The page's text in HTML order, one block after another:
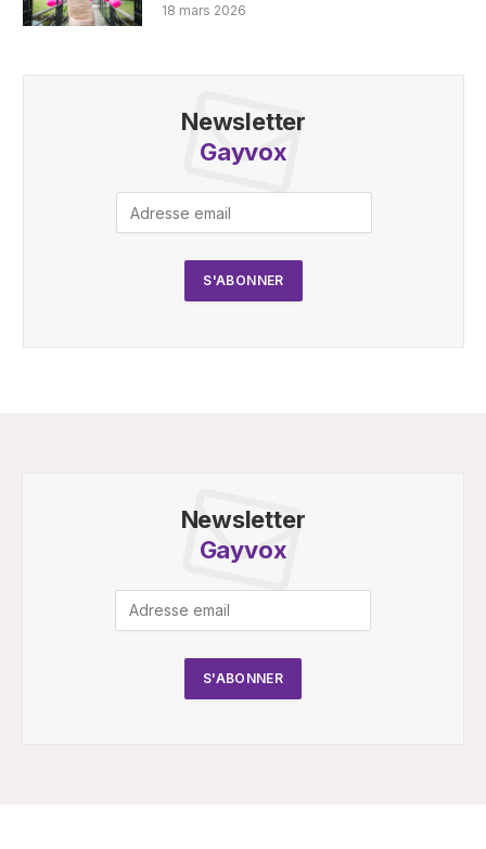
18 mars 2026
Newsletter
Gayvox
Newsletter
Gayvox